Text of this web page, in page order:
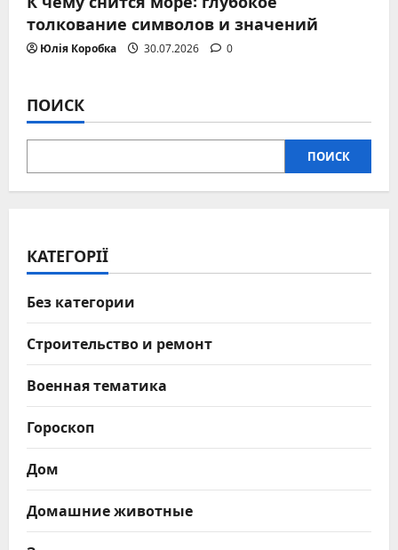
толкование символов и значений
Юлія Коробка 30.07.2026 0
ПОИСК
ПОИСК
КАТЕГОРІЇ
Без категории
Строительство и ремонт
Военная тематика
Гороскоп
Дом
Домашние животные